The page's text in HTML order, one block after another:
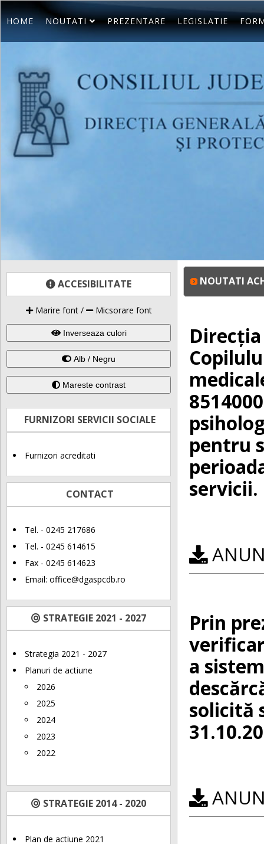
HOME NOUTATI PREZENTARE LEGISLATIE
ACCESIBILITATE
Marire font/ Micsorare font
Inverseaza culori
Alb / Negru
Mareste contrast
FURNIZORI SERVICII SOCIALE
Furnizori acreditati
CONTACT
Tel. - 0245 217686
Tel. - 0245 614615
Fax - 0245 614623
Email: office@dgaspcdb.ro
STRATEGIE 2021 - 2027
Strategia 2021 - 2027
Planuri de actiune
2026
2025
2024
2023
2022
STRATEGIE 2014 - 2020
Plan de actiune 2021
NOUTATI
pentru
servicii.
Prin
a
solicită